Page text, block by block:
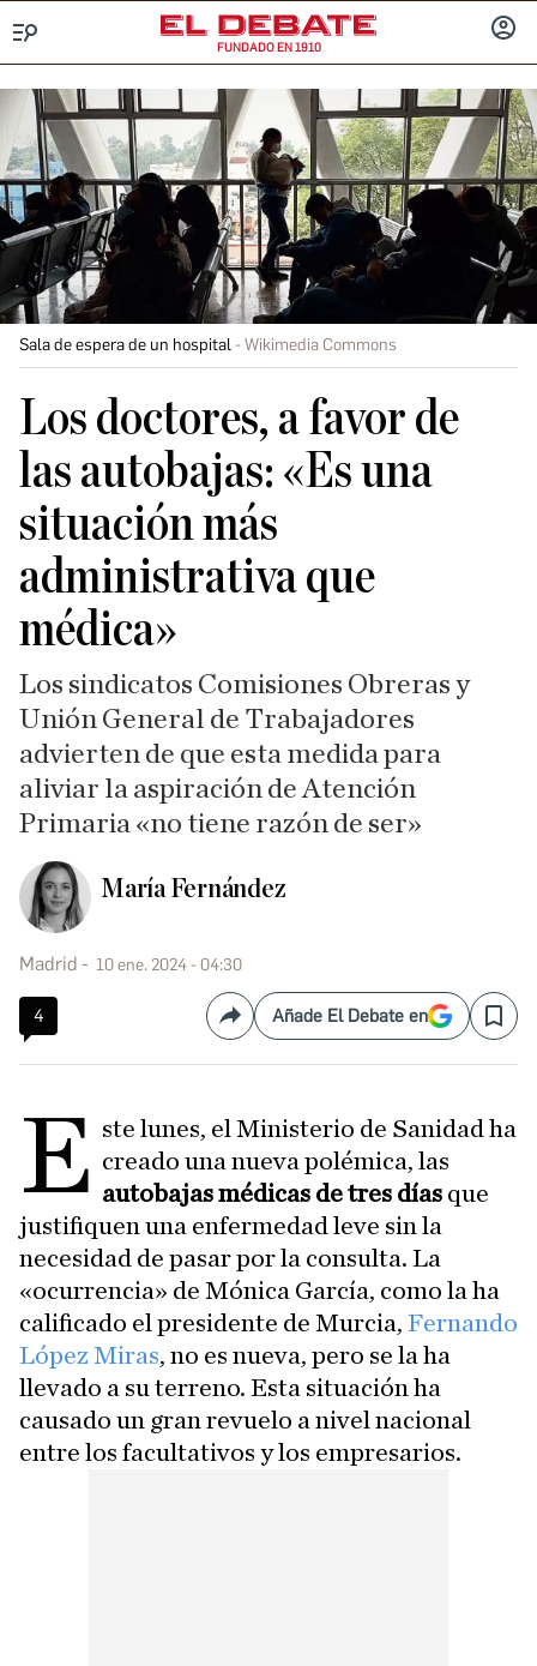
FUNDADO EN 1910
Sala de espera de un hospital Wikimedia Commons
Los doctores, a favor de
las autobajas: «Es una
situación más
administrativa que
médica»
Los sindicatos Comisiones Obreras y
Unión General de Trabajadores
advierten de que esta medida para
aliviar la aspiración de Atención
Primaria «no tiene razón de ser»
María Fernández
Madrid 10 ene. 2024 - 04:30
4 CompartirAñade El Debate en Save
E ste lunes, el Ministerio de Sanidad ha
creado una nueva polémica, las
autobajas médicas de tres días que
justifiquen una enfermedad leve sin la
necesidad de pasar por la consulta. La
«ocurrencia» de Mónica García, como la ha
calificado el presidente de Murcia, Fernando
López Miras, no es nueva, pero se la ha
llevado a su terreno. Esta situación ha
causado un gran revuelo a nivel nacional
entre los facultativos y los empresarios.